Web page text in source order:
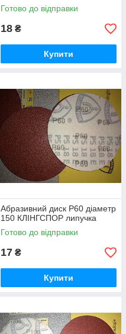
Готово до відправки
18 ₴
Купити
Абразивний диск Р60 діаметр
150 КЛІНГСПОР липучка
Готово до відправки
17 ₴
Купити